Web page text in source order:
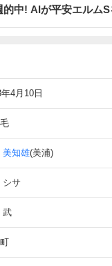
的中! AIが平安エルムS
4月10日
美知雄(美浦)
シサ
武